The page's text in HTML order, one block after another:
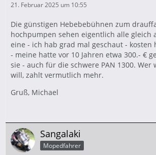
21. Februar 2025 um 10:55
Die günstigen Hebebebühnen zum
hochpumpen sehen eigentlich alle gleich
eine - ich hab grad mal geschaut - kosten
- meine hatte vor 10 Jahren etwa 300.- €
sie - auch für die schwere PAN 1300. Wer
will, zahlt vermutlich mehr.
Gruß, Michael
Sangalaki
Mopedfahrer